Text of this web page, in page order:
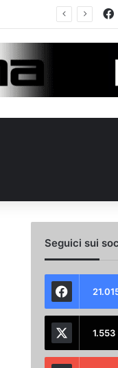
Seguici sui
1.553